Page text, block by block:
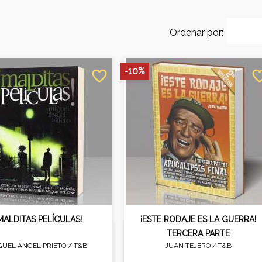
Ordenar por:
PELÍCULAS!
ÁNGEL PRIETO / T&B
favorite_border
sobre películas
¡ESTE RODAJE ES LA GUERRA!
TERCERA PARTE
JUAN TEJERO / T&B
-10%
Descubre los secretos, las